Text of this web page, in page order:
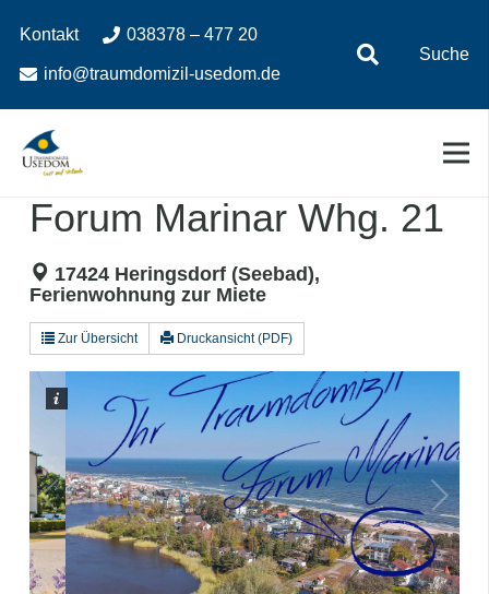
Inhalt
springen
Navigation
springen
Kontakt 038378 – 477 20
info@traumdomizil-usedom.de
Suche
Forum Marinar Whg. 21
17424 Heringsdorf (Seebad),
Ferienwohnung zur Miete
Zur Übersicht Druckansicht (PDF)